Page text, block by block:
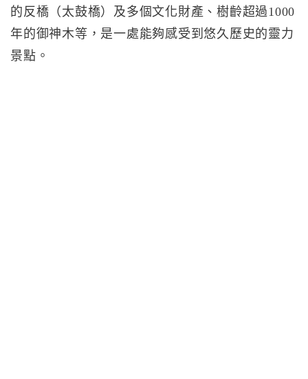
的反橋（太鼓橋）及多個文化財產、樹齡超過1000
年的御神木等，是一處能夠感受到悠久歷史的靈力
景點。